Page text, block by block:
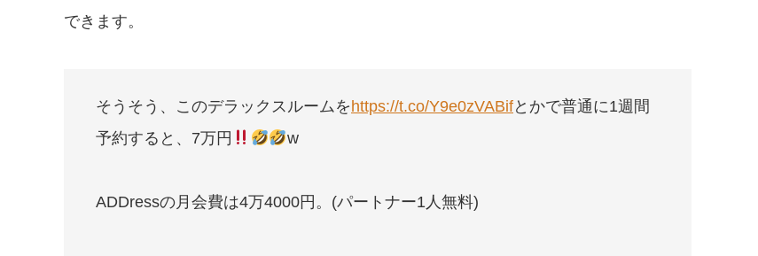
できます。
そうそう、このデラックスルームを https://t.co/Y9e0zVABifとかで普通に1週間
予約すると、7万円
w
ADDressの月会費は4万4000円。(パートナー1人無料)